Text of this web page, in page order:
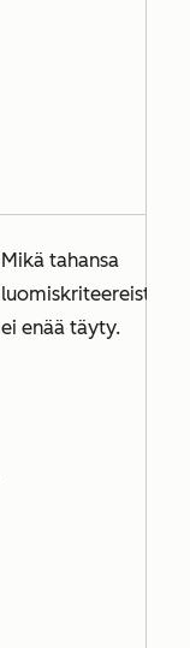
Mikä tahansa
luomiskriteereistä
ei enää täyty.